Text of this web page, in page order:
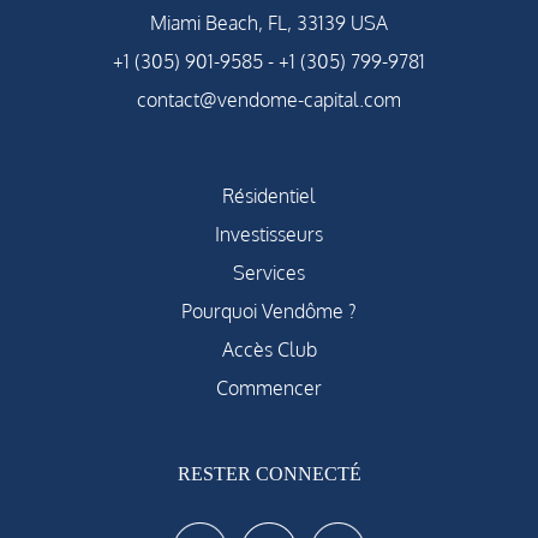
Miami Beach, FL, 33139 USA
+1 (305) 901-9585 - +1 (305) 799-9781
contact@vendome-capital.com
Résidentiel
Investisseurs
Services
Pourquoi Vendôme ?
Accès Club
Commencer
RESTER CONNECTÉ